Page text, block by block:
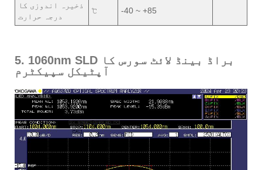
ذخیرہ اندوزی کا
درجہ حرارت
℃ -40 ~ +85
5. 1060nm SLD براڈ بینڈ لائٹ سورس کا
آپٹیکل سپیکٹرم